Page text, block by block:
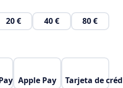
20 € 40 € 80 €
Apple Pay Tarjeta de